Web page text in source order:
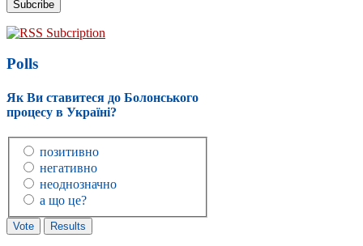
RSS Subcription
Polls
Як Ви ставитеся до Болонського
процесу в Україні?
позитивно
негативно
неоднозначно
а що це?